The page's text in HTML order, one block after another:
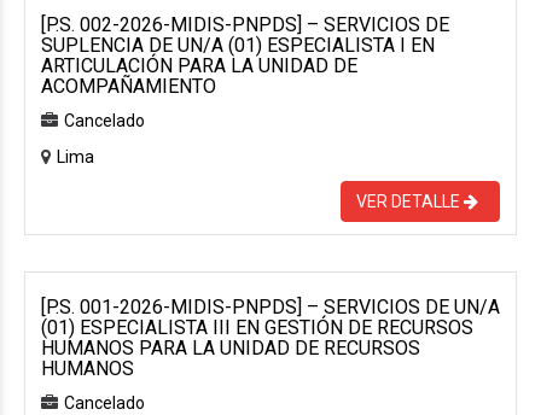
[P.S. 002-2026-MIDIS-PNPDS] – SERVICIOS DE
SUPLENCIA DE UN/A (01) ESPECIALISTA I EN
ARTICULACIÓN PARA LA UNIDAD DE
ACOMPAÑAMIENTO
Cancelado
Lima
VER DETALLE
[P.S. 001-2026-MIDIS-PNPDS] – SERVICIOS DE UN/A
(01) ESPECIALISTA III EN GESTIÓN DE RECURSOS
HUMANOS PARA LA UNIDAD DE RECURSOS
HUMANOS
Cancelado